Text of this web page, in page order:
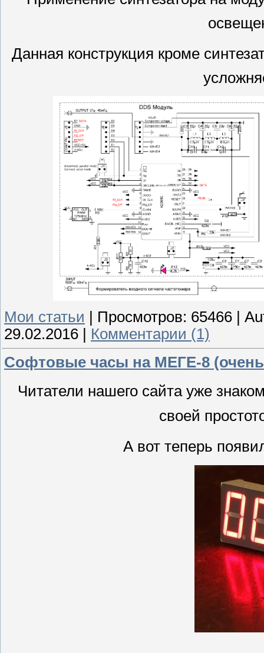
Данная конструкция кроме
Мои статьи Просмотров: 65466
29.02.2016
Комментарии (1)
Софтовые часы на МЕГЕ-8
Читатели нашего сайта уже
своей
А вот теперь